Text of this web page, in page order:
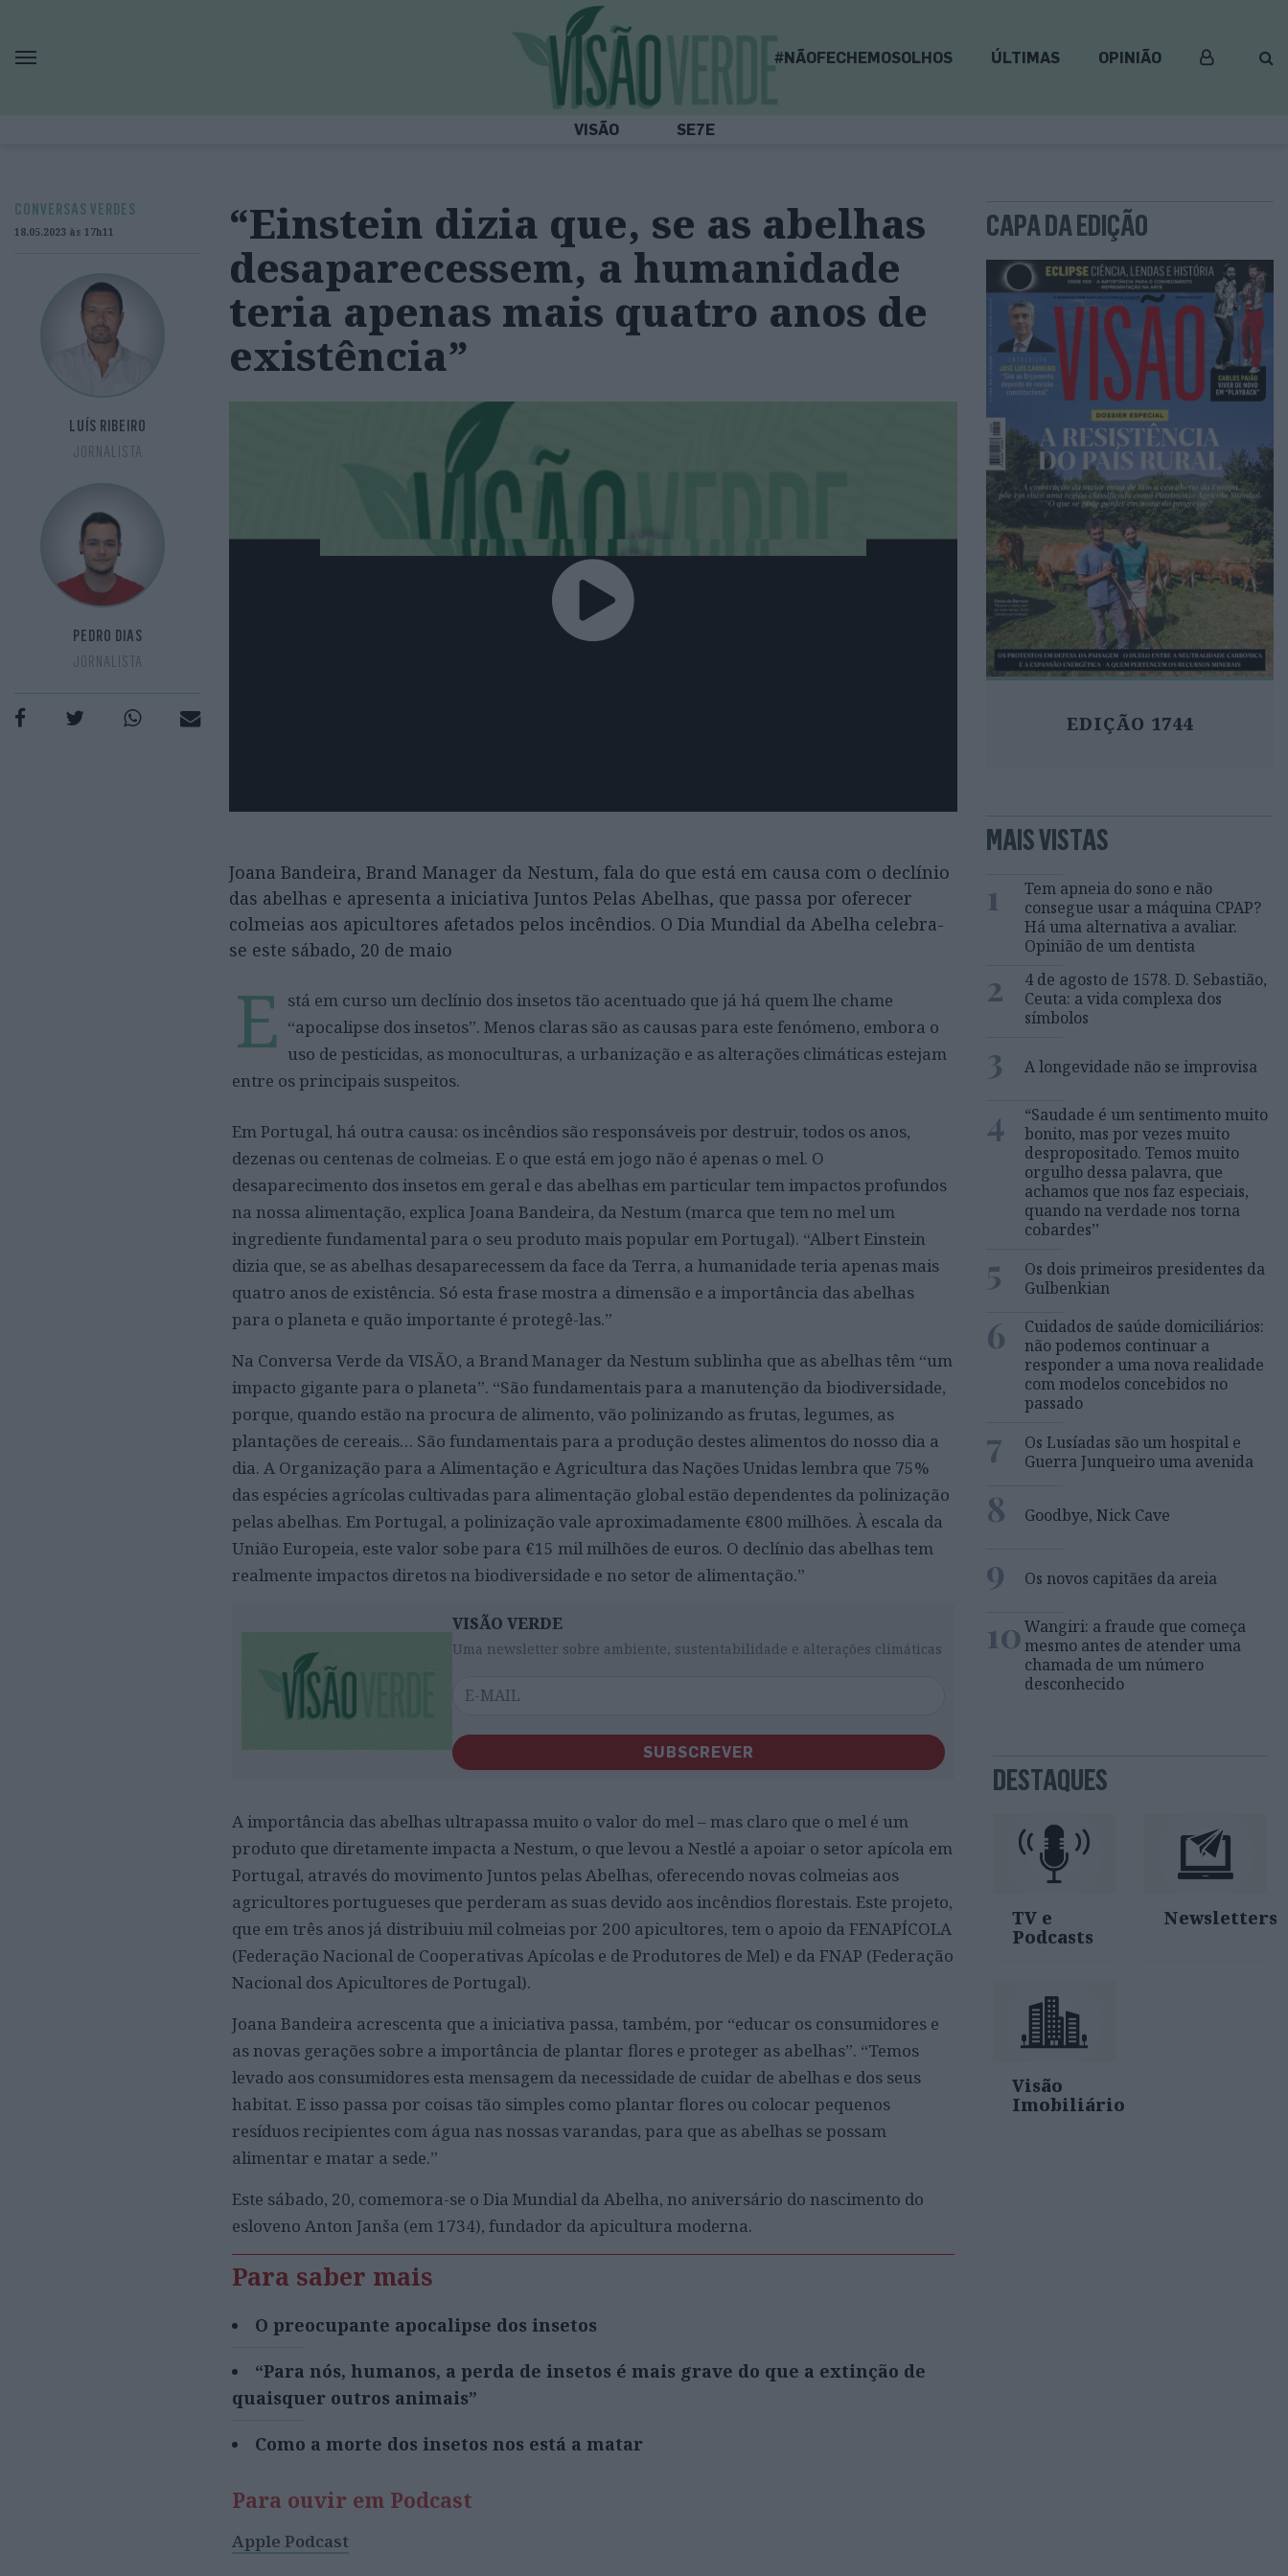
#NÃOFECHEMOSOLHOS ÚLTIMAS OPINIÃO
VISÃO SE7E
CONVERSAS VERDES
18.05.2023 às 17h11
LUÍS RIBEIRO
JORNALISTA
PEDRO DIAS
JORNALISTA
“Einstein dizia que, se as abelhas
desaparecessem, a humanidade
teria apenas mais quatro anos de
existência”
Joana Bandeira, Brand Manager da Nestum, fala do que está em causa com o declínio
das abelhas e apresenta a iniciativa Juntos Pelas Abelhas, que passa por oferecer
colmeias aos apicultores afetados pelos incêndios. O Dia Mundial da Abelha celebra-
se este sábado, 20 de maio
E stá em curso um declínio dos insetos tão acentuado que já há quem lhe chame
“apocalipse dos insetos”. Menos claras são as causas para este fenómeno, embora o
uso de pesticidas, as monoculturas, a urbanização e as alterações climáticas estejam
entre os principais suspeitos.
Em Portugal, há outra causa: os incêndios são responsáveis por destruir, todos os anos,
dezenas ou centenas de colmeias. E o que está em jogo não é apenas o mel. O
desaparecimento dos insetos em geral e das abelhas em particular tem impactos profundos
na nossa alimentação, explica Joana Bandeira, da Nestum (marca que tem no mel um
ingrediente fundamental para o seu produto mais popular em Portugal). “Albert Einstein
dizia que, se as abelhas desaparecessem da face da Terra, a humanidade teria apenas mais
quatro anos de existência. Só esta frase mostra a dimensão e a importância das abelhas
para o planeta e quão importante é protegê-las.”
Na Conversa Verde da VISÃO, a Brand Manager da Nestum sublinha que as abelhas têm “um
impacto gigante para o planeta”. “São fundamentais para a manutenção da biodiversidade,
porque, quando estão na procura de alimento, vão polinizando as frutas, legumes, as
plantações de cereais… São fundamentais para a produção destes alimentos do nosso dia a
dia. A Organização para a Alimentação e Agricultura das Nações Unidas lembra que 75%
das espécies agrícolas cultivadas para alimentação global estão dependentes da polinização
pelas abelhas. Em Portugal, a polinização vale aproximadamente €800 milhões. À escala da
União Europeia, este valor sobe para €15 mil milhões de euros. O declínio das abelhas tem
realmente impactos diretos na biodiversidade e no setor de alimentação.”
VISÃO VERDE
Uma newsletter sobre ambiente, sustentabilidade e alterações climáticas
SUBSCREVER
A importância das abelhas ultrapassa muito o valor do mel – mas claro que o mel é um
produto que diretamente impacta a Nestum, o que levou a Nestlé a apoiar o setor apícola em
Portugal, através do movimento Juntos pelas Abelhas, oferecendo novas colmeias aos
agricultores portugueses que perderam as suas devido aos incêndios florestais. Este projeto,
que em três anos já distribuiu mil colmeias por 200 apicultores, tem o apoio da FENAPÍCOLA
(Federação Nacional de Cooperativas Apícolas e de Produtores de Mel) e da FNAP (Federação
Nacional dos Apicultores de Portugal).
Joana Bandeira acrescenta que a iniciativa passa, também, por “educar os consumidores e
as novas gerações sobre a importância de plantar flores e proteger as abelhas”. “Temos
levado aos consumidores esta mensagem da necessidade de cuidar de abelhas e dos seus
habitat. E isso passa por coisas tão simples como plantar flores ou colocar pequenos
resíduos recipientes com água nas nossas varandas, para que as abelhas se possam
alimentar e matar a sede.”
Este sábado, 20, comemora-se o Dia Mundial da Abelha, no aniversário do nascimento do
esloveno Anton Janša (em 1734), fundador da apicultura moderna.
Para saber mais
O preocupante apocalipse dos insetos
“Para nós, humanos, a perda de insetos é mais grave do que a extinção de
quaisquer outros animais”
Como a morte dos insetos nos está a matar
Para ouvir em Podcast
Apple Podcast
CAPA DA EDIÇÃO
EDIÇÃO 1744
MAIS VISTAS
1
Tem apneia do sono e não
consegue usar a máquina CPAP?
Há uma alternativa a avaliar.
Opinião de um dentista
2
4 de agosto de 1578. D. Sebastião,
Ceuta: a vida complexa dos
símbolos
3 A longevidade não se improvisa
4
“Saudade é um sentimento muito
bonito, mas por vezes muito
despropositado. Temos muito
orgulho dessa palavra, que
achamos que nos faz especiais,
quando na verdade nos torna
cobardes’’
5
Os dois primeiros presidentes da
Gulbenkian
6
Cuidados de saúde domiciliários:
não podemos continuar a
responder a uma nova realidade
com modelos concebidos no
passado
7
Os Lusíadas são um hospital e
Guerra Junqueiro uma avenida
8 Goodbye, Nick Cave
9 Os novos capitães da areia
10Wangiri: a fraude que começa
mesmo antes de atender uma
chamada de um número
desconhecido
DESTAQUES
TV e
Podcasts
Newsletters
Visão
Imobiliário